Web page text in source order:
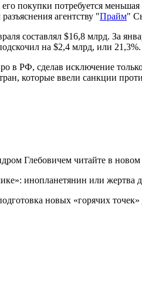
покупки потребуется
агентству "Прайм"
составлял $16,8 млрд. За
на $2,4 млрд, или
в РФ, сделав исключение
которые ввели санкции
Глебовичем читайте в новом
инопланетянин или жертва
новых «горячих